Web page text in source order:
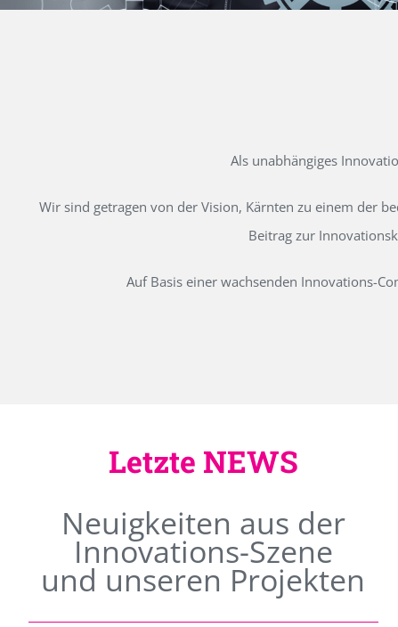
Als unabhängiges
Wir sind getragen von der Vision, Kärnten zu einem der
Beitrag zur
Auf Basis einer wachsenden Innovations-
Letzte NEWS
Neuigkeiten aus der
Innovations-Szene
und unseren Projekten